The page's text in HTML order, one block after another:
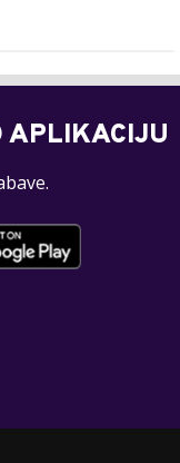
APLIKACIJU